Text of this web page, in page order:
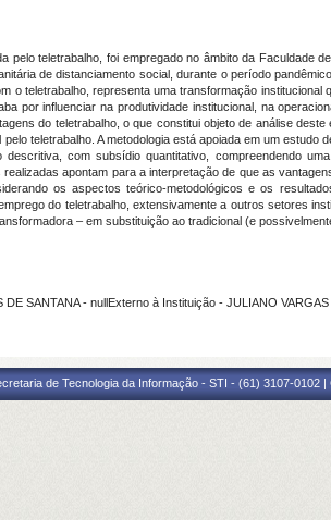
pelo teletrabalho, foi empregado no âmbito da Faculdade
de distanciamento social, durante o período
o teletrabalho, representa uma transformação
por influenciar na produtividade institucional, na
do teletrabalho, o que constitui objeto de análise
teletrabalho. A metodologia está apoiada em um
com subsídio quantitativo, compreendendo
apontam para a interpretação de que as
os aspectos teórico-metodológicos e os
do teletrabalho, extensivamente a outros setores
– em substituição ao tradicional (e
SANTANA - nullExterno à Instituição - JULIANO VARGAS
de Tecnologia da Informação - STI - (61) 3107-0102